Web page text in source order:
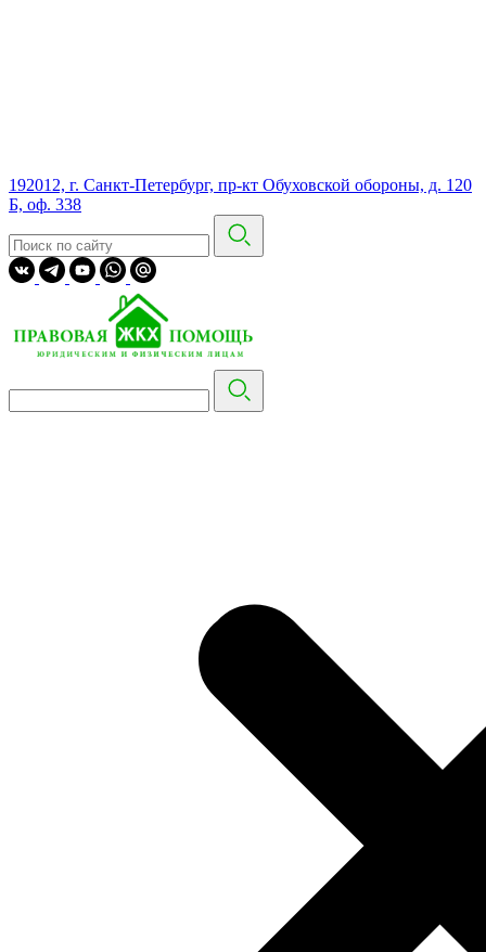
192012, г. Санкт-Петербург, пр-кт Обуховской обороны, д. 120
Б, оф. 338